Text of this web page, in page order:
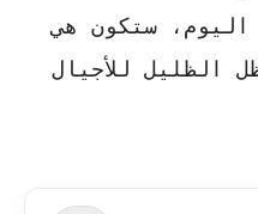
اليوم، ستكون هي
الظليل للأجيال